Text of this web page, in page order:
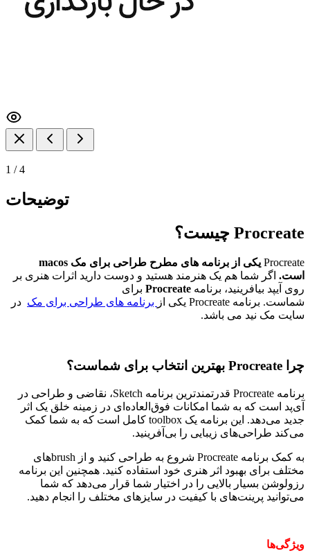
1 /4
توضیحات
Procreate چیست؟
Procreate
یکی از برنامه های مطرح طراحی برای مک macos
است. اگر شما هم یک هنرمند هستید و دوست دارید اثرات هنری بر
روی آیپد بیافرینید، برنامه Procreate برای
شماست. برنامه Procreate یکی از
برنامه های طراحی برای مک در
سایت مک نید می باشد.
چرا Procreate بهترین انتخاب برای شماست؟
برنامه Procreate قدرتمند‌ترین برنامه Sketch، نقاضی و طراحی در
آی‌پد است که به شما امکانات فوق‌العاده‌ای در زمینه خلق یک اثر
جدید می‌دهد. این برنامه یک toolbox کامل است که به شما کمک
می‌کند طراحی‌های زیبایی را بی‌آفرینید.
به کمک برنامه Procreate شروع به طراحی کنید و از brush‌های
مختلف برای بهبود اثر هنری خود استفاده کنید. همچنین این برنامه
رزولوشن بسیار بالایی را در اختیار شما قرار می‌دهد که شما
می‌توانید پرینت‌های با کیفیت در سایز‌های مختلف را انجام دهید.
ویژگی‌ها